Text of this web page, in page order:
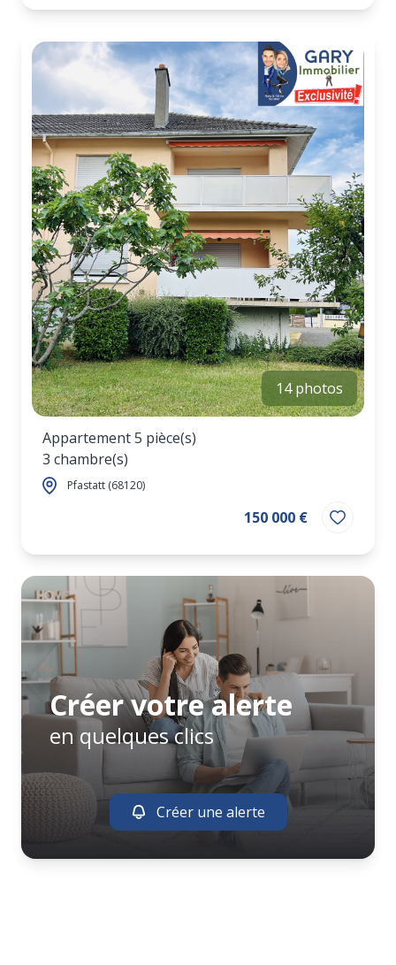
14 photos
Appartement 5 pièce(s)
3 chambre(s)
Pfastatt (68120)
150 000 €
Créer votre alerte
en quelques clics
Créer une alerte